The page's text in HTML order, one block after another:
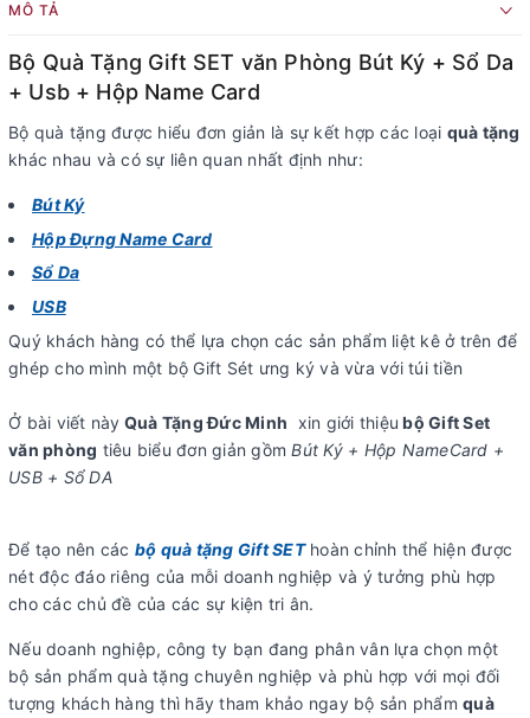
MÔ TẢ
Bộ Quà Tặng Gift SET văn Phòng Bút Ký + Sổ Da
+ Usb + Hộp Name Card
Bộ quà tặng được hiểu đơn giản là sự kết hợp các loại quà tặng
khác nhau và có sự liên quan nhất định như:
Bút Ký
Hộp Đựng Name Card
Sổ Da
USB
Quý khách hàng có thể lựa chọn các sản phẩm liệt kê ở trên để
ghép cho mình một bộ Gift Sét ưng ký và vừa với túi tiền
Ở bài viết này Quà Tặng Đức Minh xin giới thiệu bộ Gift Set
văn phòng tiêu biểu đơn giản gồmBút Ký + Hộp NameCard +
USB + Sổ DA
Để tạo nên các bộ quà tặng Gift SEThoàn chỉnh thể hiện được
nét độc đáo riêng của mỗi doanh nghiệp và ý tưởng phù hợp
cho các chủ đề của các sự kiện tri ân.
Nếu doanh nghiệp, công ty bạn đang phân vân lựa chọn một
bộ sản phẩm quà tặng chuyên nghiệp và phù hợp với mọi đối
tượng khách hàng thì hãy tham khảo ngay bộ sản phẩm quà